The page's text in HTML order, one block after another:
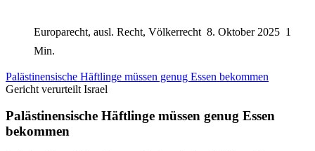
Europarecht, ausl. Recht, Völkerrecht 8. Oktober 2025 1
Min.
Palästinensische Häftlinge müssen genug Essen bekommen
Gericht verurteilt Israel
Palästinensische Häftlinge müssen genug Essen
bekommen